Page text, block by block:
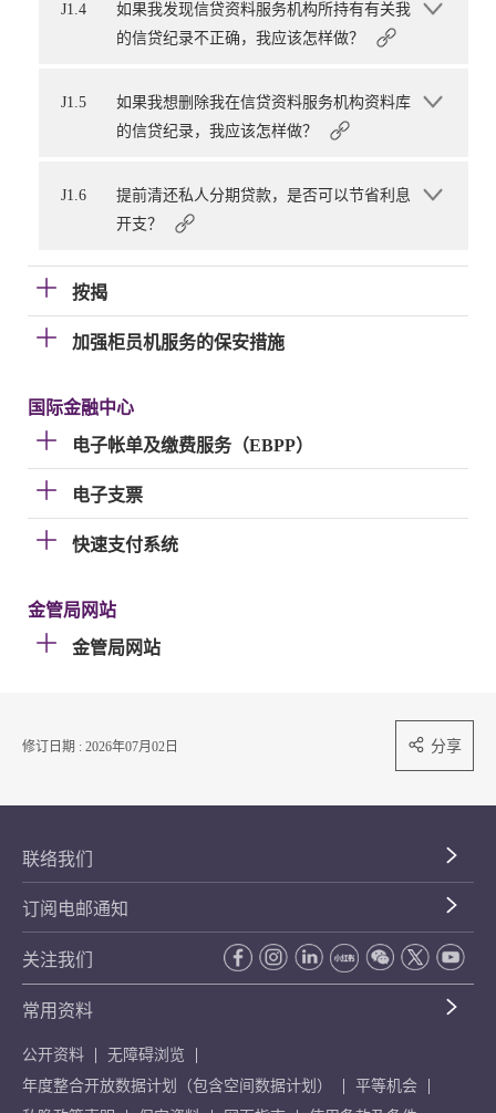
J1.4
如果我发现信贷资料服务机构所持有有关我
的信贷纪录不正确，我应该怎样做？
J1.5
如果我想删除我在信贷资料服务机构资料库
的信贷纪录，我应该怎样做？
J1.6
提前清还私人分期贷款，是否可以节省利息
开支？
按揭
加强柜员机服务的保安措施
国际金融中心
电子帐单及缴费服务（EBPP）
电子支票
快速支付系统
金管局网站
金管局网站
修订日期 : 2026年07月02日 分享
联络我们
订阅电邮通知
关注我们
常用资料
公开资料
无障碍浏览
年度整合开放数据计划（包含空间数据计划）
平等机会